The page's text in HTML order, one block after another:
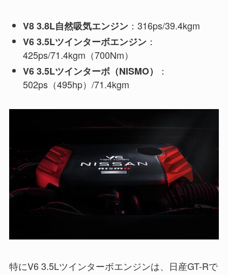
V8 3.8L自然吸気エンジン：316ps/39.4kgm
V6 3.5Lツインターボエンジン：
425ps/71.4kgm（700Nm）
V6 3.5Lツインターボ（NISMO）
：
502ps（495hp）/71.4kgm
特にV6 3.5Lツインターボエンジンは、日産GT-Rで